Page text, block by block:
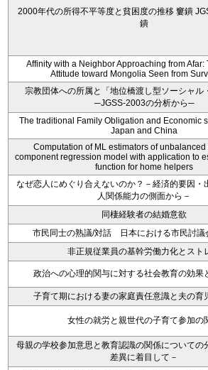
2000年代の所得不平等度と貧困度の推移 窶鐀
鐀
Affinity with a Neighbor Approaching from Afar:
Attitude toward Mongolia Seen from
宗教団体への所属と「地位橋渡し型ソーシャル
─JGSS-2003の分析から─
The traditional Family Obligation and Economic
Japan and China
Computation of ML estimators of
component regression model with application to
function for home helpers
なぜ恋人にめぐり合えないのか？－経済的要因・
人関係能力の側面から－
同棲経験者の結婚意欲
市民同士の熟議/対話 日本における市民討議
非正規従業員の基幹労働力化とスト
政治への心理的関与に対する社会教育の効果
子育て期における妻の家庭責任意識と夫の育
女性の就労と親世代の子育て参加の
母親の学校参加意思と教育認識の関係についての
差異に着目して－